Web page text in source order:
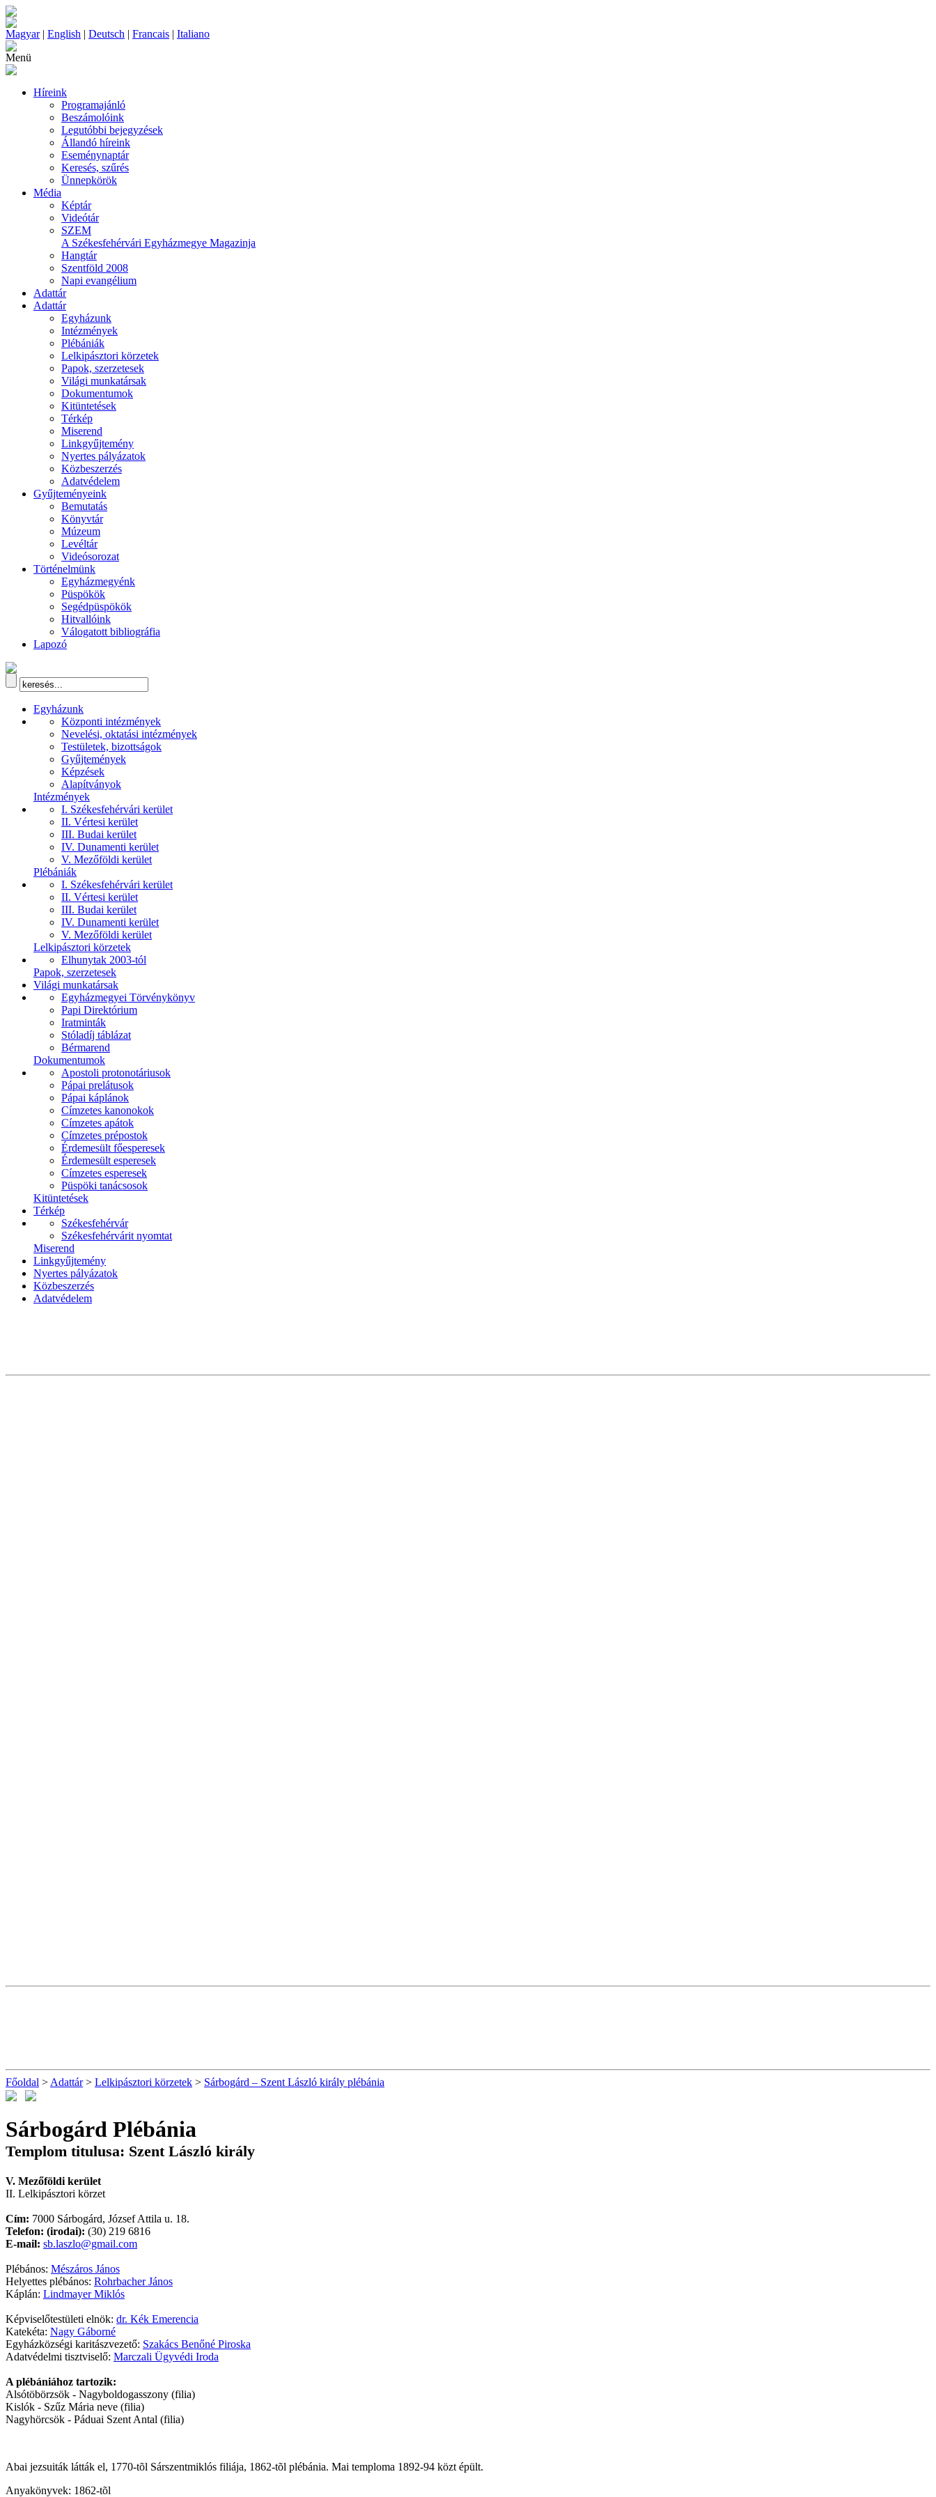
Magyar| English | Deutsch | Francais | Italiano
Menü
Híreink
Programajánló
Beszámolóink
Legutóbbi bejegyzések
Állandó híreink
Eseménynaptár
Keresés, szűrés
Ünnepkörök
Média
Képtár
Videótár
SZEM
A Székesfehérvári Egyházmegye Magazinja
Hangtár
Szentföld 2008
Napi evangélium
Adattár
Adattár
Egyházunk
Intézmények
Plébániák
Lelkipásztori körzetek
Papok, szerzetesek
Világi munkatársak
Dokumentumok
Kitüntetések
Térkép
Miserend
Linkgyűjtemény
Nyertes pályázatok
Közbeszerzés
Adatvédelem
Gyűjteményeink
Bemutatás
Könyvtár
Múzeum
Levéltár
Videósorozat
Történelmünk
Egyházmegyénk
Püspökök
Segédpüspökök
Hitvallóink
Válogatott bibliográfia
Lapozó
Egyházunk
Központi intézmények
Nevelési, oktatási intézmények
Testületek, bizottságok
Gyűjtemények
Képzések
Alapítványok
Intézmények
I. Székesfehérvári kerület
II. Vértesi kerület
III. Budai kerület
IV. Dunamenti kerület
V. Mezőföldi kerület
Plébániák
I. Székesfehérvári kerület
II. Vértesi kerület
III. Budai kerület
IV. Dunamenti kerület
V. Mezőföldi kerület
Lelkipásztori körzetek
Elhunytak 2003-tól
Papok, szerzetesek
Világi munkatársak
Egyházmegyei Törvénykönyv
Papi Direktórium
Iratminták
Stóladíj táblázat
Bérmarend
Dokumentumok
Apostoli protonotáriusok
Pápai prelátusok
Pápai káplánok
Címzetes kanonokok
Címzetes apátok
Címzetes prépostok
Érdemesült főesperesek
Érdemesült esperesek
Címzetes esperesek
Püspöki tanácsosok
Kitüntetések
Térkép
Székesfehérvár
Székesfehérvárit nyomtat
Miserend
Linkgyűjtemény
Nyertes pályázatok
Közbeszerzés
Adatvédelem
Főoldal > Adattár> Lelkipásztori körzetek > Sárbogárd – Szent László király plébánia
Sárbogárd Plébánia
Templom titulusa: Szent László király
V. Mezőföldi kerület
II. Lelkipásztori körzet
Cím: 7000 Sárbogárd, József Attila u. 18.
Telefon: (irodai): (30) 219 6816
E-mail: sb.laszlo@gmail.com
Plébános: Mészáros János
Helyettes plébános: Rohrbacher János
Káplán: Lindmayer Miklós
Képviselőtestületi elnök: dr. Kék Emerencia
Katekéta: Nagy Gáborné
Egyházközségi karitászvezető: Szakács Benőné Piroska
Adatvédelmi tisztviselő: Marczali Ügyvédi Iroda
A plébániához tartozik:
Alsótöbörzsök - Nagyboldogasszony (filia)
Kislók - Szűz Mária neve (filia)
Nagyhörcsök - Páduai Szent Antal (filia)
Abai jezsuiták látták el, 1770-tõl Sárszentmiklós filiája, 1862-tõl plébánia. Mai temploma 1892-94 közt épült.
Anyakönyvek: 1862-tõl